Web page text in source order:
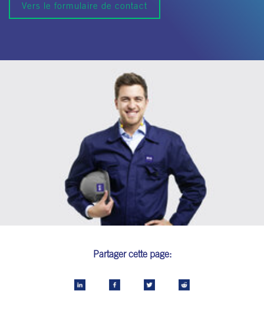
Vers le formulaire de contact
Partager cette page: